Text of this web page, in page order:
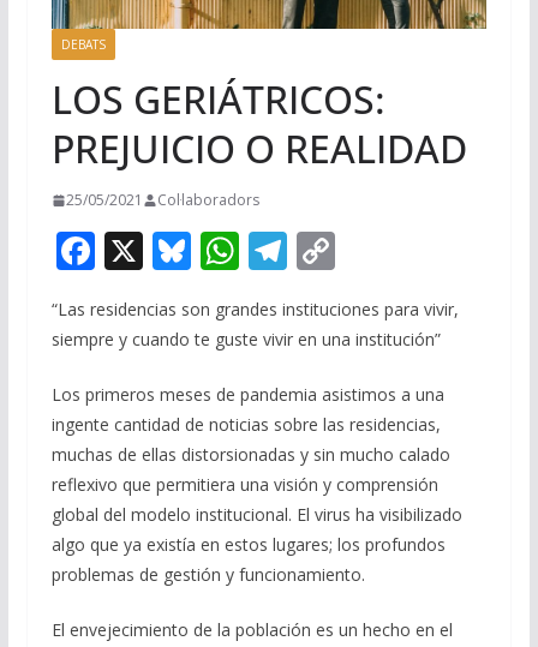
DEBATS
LOS GERIÁTRICOS:
PREJUICIO O REALIDAD
25/05/2021 Col·laboradors
F
ac
e
o
o
k
X Bl
e
sk
y
W
h
at
A
p
p
T
e
a
m
C
p
Li
n
k
“Las residencias son grandes instituciones para vivir,
siempre y cuando te guste vivir en una institución”
Los primeros meses de pandemia asistimos a una
ingente cantidad de noticias sobre las residencias,
muchas de ellas distorsionadas y sin mucho calado
reflexivo que permitiera una visión y comprensión
global del modelo institucional. El virus ha visibilizado
algo que ya existía en estos lugares; los profundos
problemas de gestión y funcionamiento.
El envejecimiento de la población es un hecho en el